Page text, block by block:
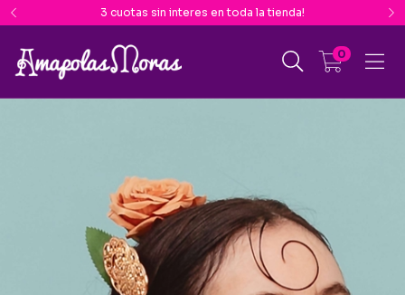
3 cuotas sin interes en toda la tienda!
0